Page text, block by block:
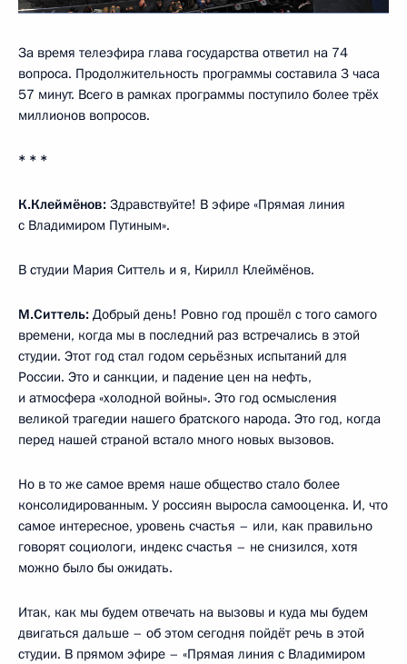
За время телеэфира глава государства ответил на 74
вопроса. Продолжительность программы составила 3 часа
57 минут. Всего в рамках программы поступило более трёх
миллионов вопросов.
* * *
К.Клеймёнов: Здравствуйте! В эфире «Прямая линия
с Владимиром Путиным».
В студии Мария Ситтель и я, Кирилл Клеймёнов.
М.Ситтель: Добрый день! Ровно год прошёл с того самого
времени, когда мы в последний раз встречались в этой
студии. Этот год стал годом серьёзных испытаний для
России. Это и санкции, и падение цен на нефть,
и атмосфера «холодной войны». Это год осмысления
великой трагедии нашего братского народа. Это год, когда
перед нашей страной встало много новых вызовов.
Но в то же самое время наше общество стало более
консолидированным. У россиян выросла самооценка. И, что
самое интересное, уровень счастья – или, как правильно
говорят социологи, индекс счастья – не снизился, хотя
можно было бы ожидать.
Итак, как мы будем отвечать на вызовы и куда мы будем
двигаться дальше – об этом сегодня пойдёт речь в этой
студии. В прямом эфире – «Прямая линия с Владимиром